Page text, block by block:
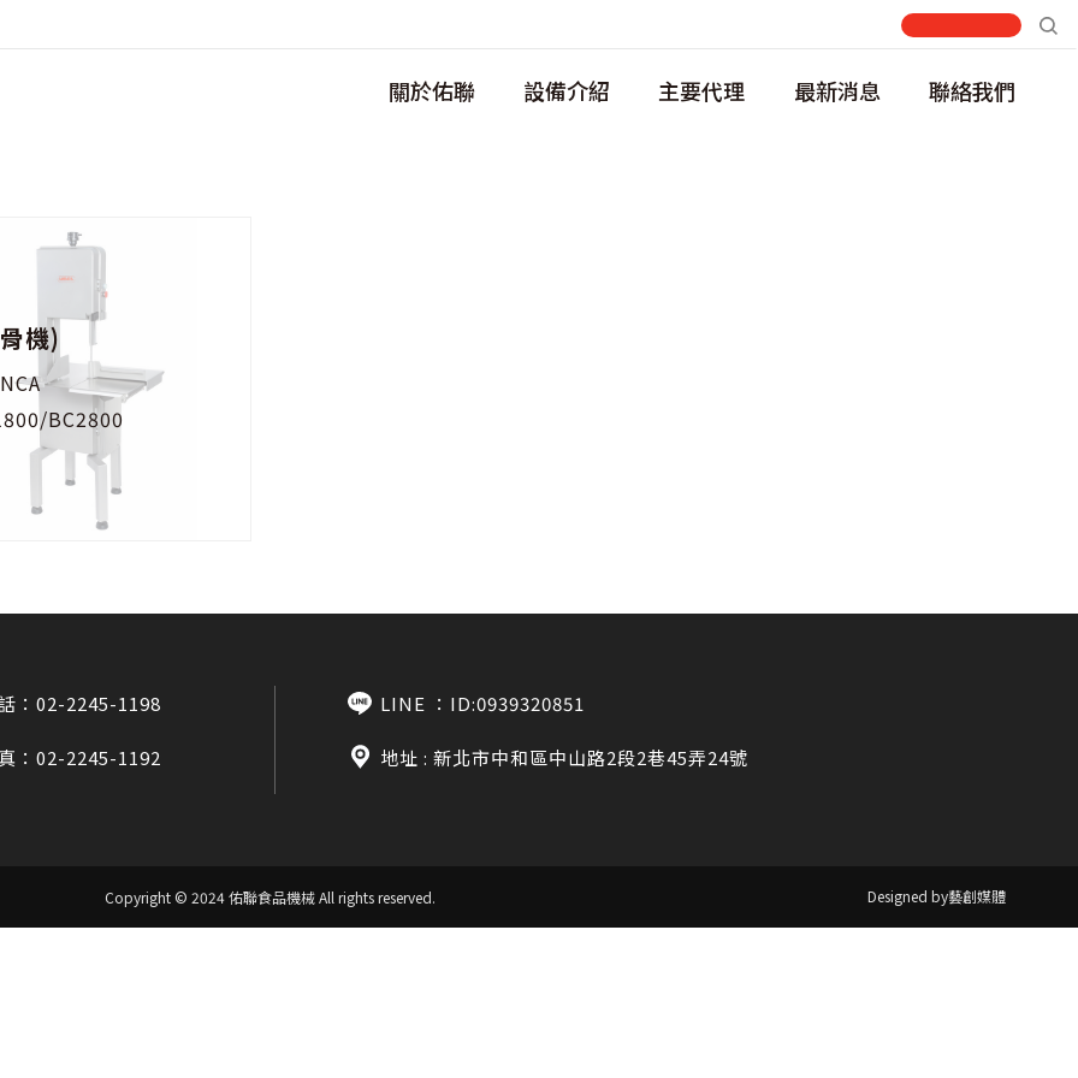
關於佑聯 設備介紹 主要代理 最新消息 聯絡我們
機)
BC2800
： 02-2245-1198
：02-2245-1192
LINE ： ID:0939320851
地址 : 新北市中和區中山路2段2巷45弄24號
Copyright © 2024 佑聯食品機械All rights reserved. Designed by藝創媒體